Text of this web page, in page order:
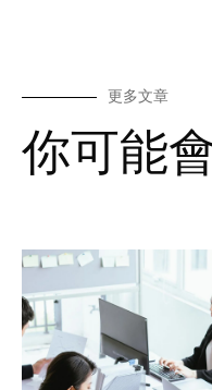
更多文章
你可能